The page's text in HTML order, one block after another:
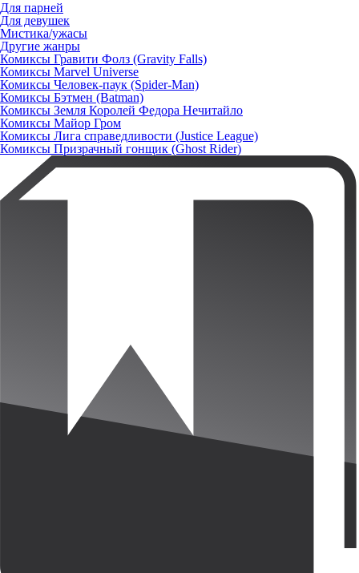
Для парней
Для девушек
Мистика/ужасы
Другие жанры
Комиксы Гравити Фолз (Gravity Falls)
Комиксы Marvel Universe
Комиксы Человек-паук (Spider-Man)
Комиксы Бэтмен (Batman)
Комиксы Земля Королей Федора Нечитайло
Комиксы Майор Гром
Комиксы Лига справедливости (Justice League)
Комиксы Призрачный гонщик (Ghost Rider)